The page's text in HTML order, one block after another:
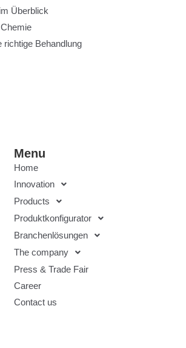
Überblick
richtige Behandlung
Menu
Home
Innovation
Products
Produktkonfigurator
Branchenlösungen
The company
Press & Trade Fair
Career
Contact us